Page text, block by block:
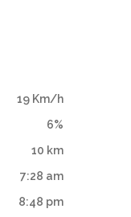
19 Km/h
6%
10 km
7:28 am
8:48 pm